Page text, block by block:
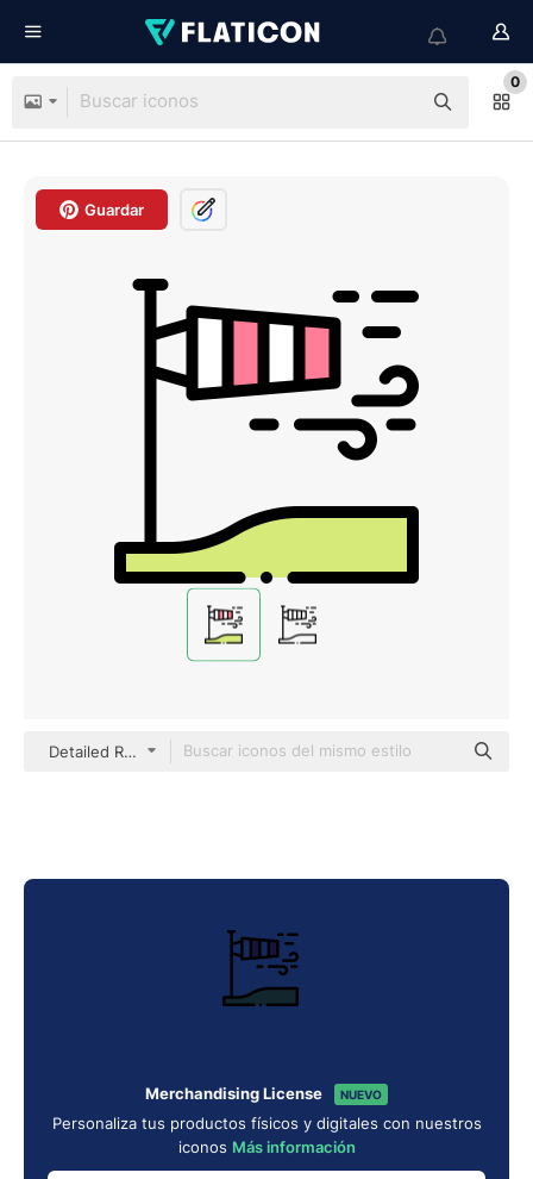
0
Guardar
Detailed Rounded Lineal color
Merchandising License NUEVO
Personaliza tus productos físicos y digitales con nuestros
iconos Más información